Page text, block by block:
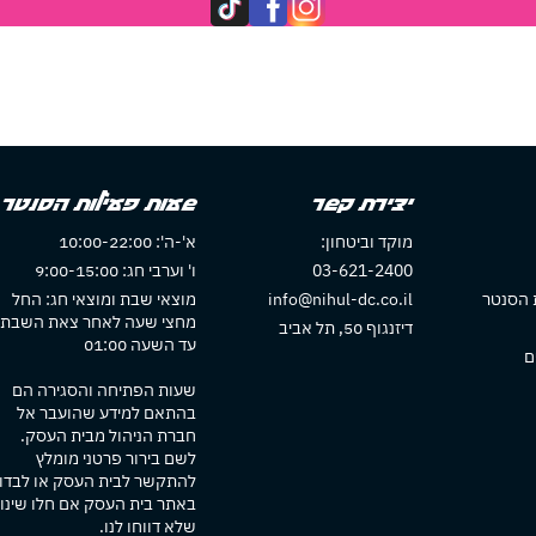
הסנטר
יצירת קשר
מוקד וביטחון:
03-621-2400
info@nihul-dc.co.il
דיזנגוף 50, תל אביב
שעות פעילות הסנטר
א'-ה': 10:00-22:00
ו' וערבי חג: 9:00-15:00
מוצאי שבת ומוצאי חג: החל
מחצי שעה לאחר צאת השבת
עד השעה 01:00
שעות הפתיחה והסגירה הם
בהתאם למידע שהועבר אל
חברת הניהול מבית העסק.
לשם בירור פרטני מומלץ
להתקשר לבית העסק או
באתר בית העסק אם חלו
שלא דווחו לנו.